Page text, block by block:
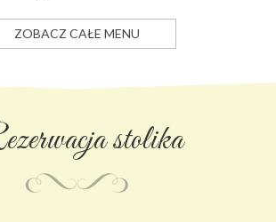
ZOBACZ CAŁE MENU
stolika